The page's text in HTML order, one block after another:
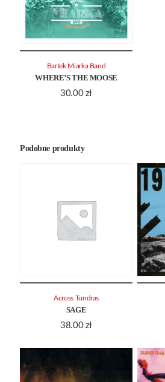
WHERE’S THE MOOSE
30.00 zł
Bartek Miarka Band
Podobne produkty
SAGE
38.00 zł
Across Tundras